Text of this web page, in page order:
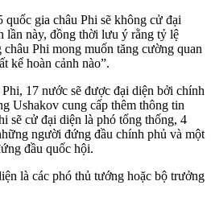
gia châu Phi sẽ không cử đại
lần này, đồng thời lưu ý rằng tỷ lệ
châu Phi mong muốn tăng cường quan
kể hoàn cảnh nào”.
17 nước sẽ được đại diện bởi chính
Ushakov cung cấp thêm thông tin
sẽ cử đại diện là phó tổng thống, 4
người đứng đầu chính phủ và một
đầu quốc hội.
là các phó thủ tướng hoặc bộ trưởng